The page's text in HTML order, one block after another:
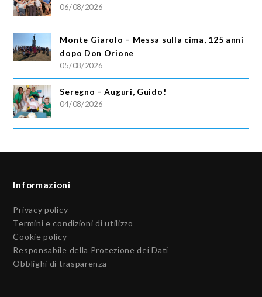
06/08/2026
Monte Giarolo – Messa sulla cima, 125 anni
dopo Don Orione
05/08/2026
Seregno – Auguri, Guido!
04/08/2026
Informazioni
Privacy policy
Termini e condizioni di utilizzo
Cookie policy
Responsabile della Protezione dei Dati
Obblighi di trasparenza